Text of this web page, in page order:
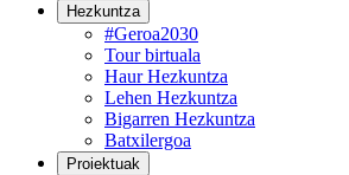
Hezkuntza
#Geroa2030
Tour birtuala
Haur Hezkuntza
Lehen Hezkuntza
Bigarren Hezkuntza
Batxilergoa
Proiektuak